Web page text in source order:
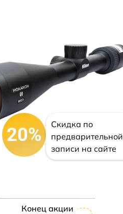
20%
Скидка по
предварительной
записи на сайте
Конец акции